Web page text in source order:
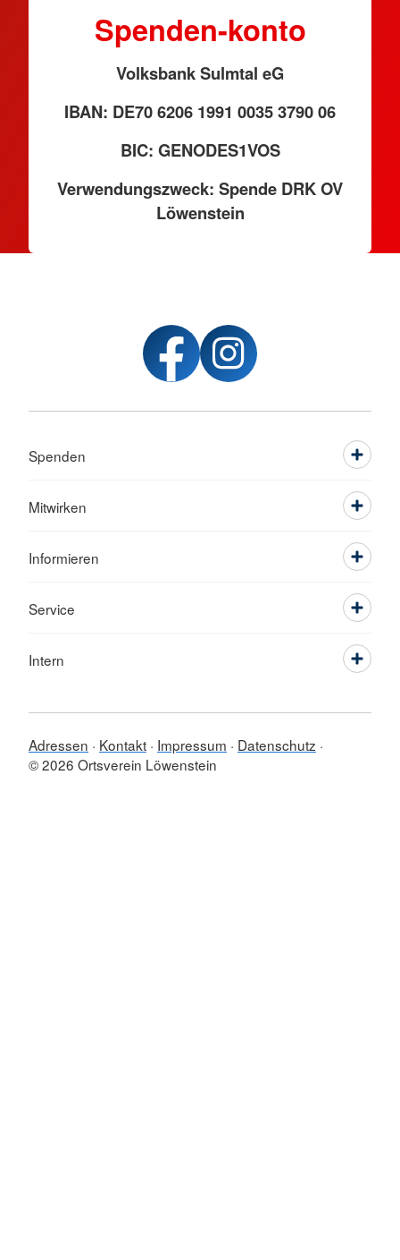
Spenden-konto
Volksbank Sulmtal eG
IBAN: DE70 6206 1991 0035 3790 06
BIC: GENODES1VOS
Verwendungszweck: Spende DRK OV
Löwenstein
Spenden
Mitwirken
Informieren
Service
Intern
Adressen Kontakt Impressum
Datenschutz
© 2026 Ortsverein Löwenstein